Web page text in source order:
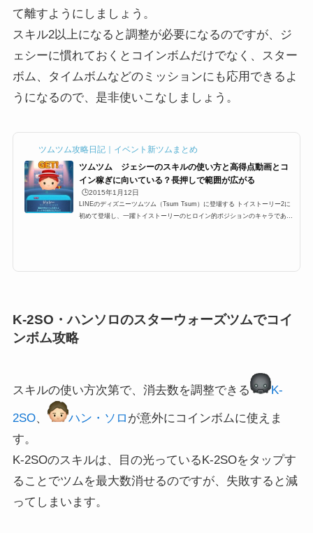
て離すようにしましょう。
スキル2以上になると調整が必要になるのですが、ジ
ェシーに慣れておくとコインボムだけでなく、スター
ボム、タイムボムなどのミッションにも応用できるよ
うになるので、是非使いこなしましょう。
ツムツム攻略日記｜イベント新ツムまとめ
ツムツム ジェシーのスキルの使い方と高得点動画とコ
イン稼ぎに向いている？長押しで範囲が広がる
🕒️2015年1月12日
LINEのディズニーツムツム（Tsum Tsum）に登場する トイストーリー2に
初めて登場し、一躍トイストーリーのヒロイン的ポジションのキャラである
K-2SO・ハンソロのスターウォーズツムでコイ
ンボム攻略
スキルの使い方次第で、消去数を調整できる K-
2SO、 ハン・ソロ が意外にコインボムに使えま
す。
K-2SOのスキルは、目の光っているK-2SOをタップす
ることでツムを最大数消せるのですが、失敗すると減
ってしまいます。